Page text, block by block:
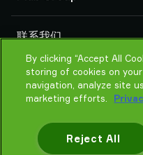
系统和解决方案配件
粉末和大颗粒物品真空输送机
货物销售通用条款
隐私声明
组织结构
行为准则
Piab 新闻
联系我们
联系我们
找寻Piab 伙伴
常见问题
By clicking “Accept All
storing of cookies on
navigation, analyze site
marketing efforts.
Reject All